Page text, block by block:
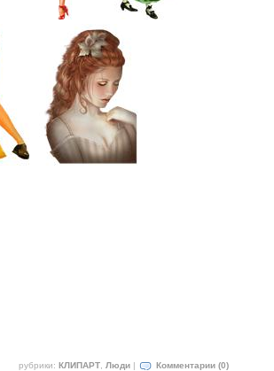
рубрики: КЛИПАРТ, Люди| Комментарии (0)